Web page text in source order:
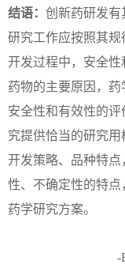
结语： 创新药研发有
研究工作应按照其
开发过程中，安全
药物的主要原因，
安全性和有效性的
究提供恰当的研究
开发策略、品种特
性、不确定性的特
药学研究方案。
-